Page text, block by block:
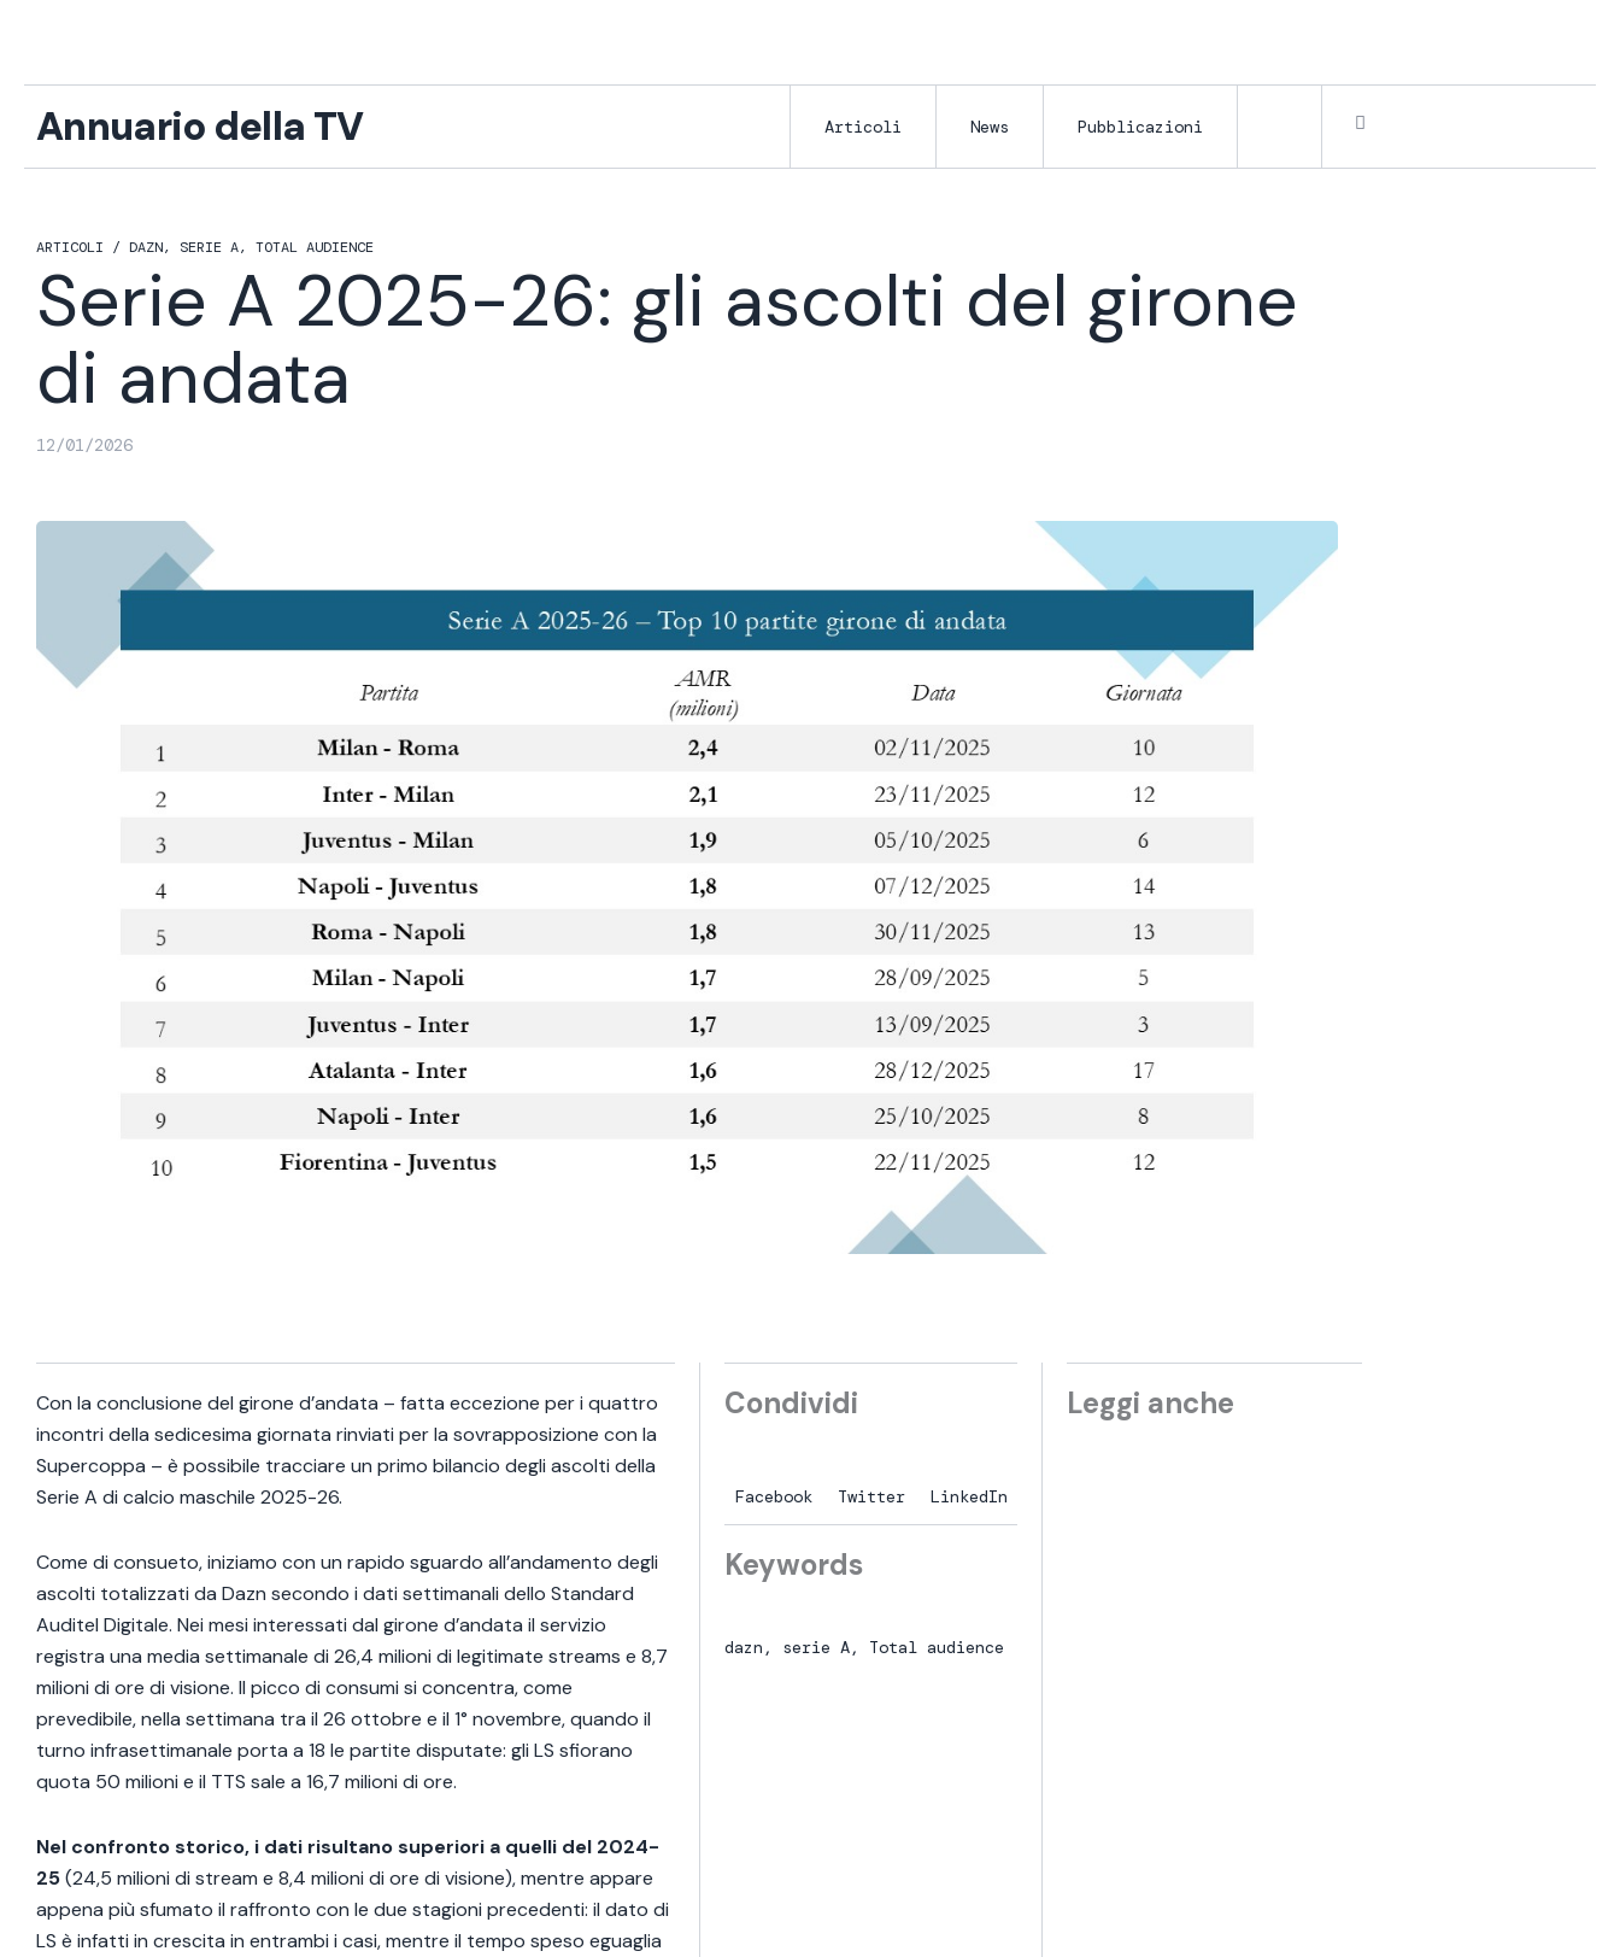
Annuario della TV Articoli News Pubblicazioni
ARTICOLI / DAZN, SERIE A, TOTAL AUDIENCE
Serie A 2025-26: gli ascolti del girone
di andata
12/01/2026
Con la conclusione del girone d’andata – fatta eccezione per i quattro
incontri della sedicesima giornata rinviati per la sovrapposizione con la
Supercoppa – è possibile tracciare un primo bilancio degli ascolti della
Serie A di calcio maschile 2025-26.
Come di consueto, iniziamo con un rapido sguardo all’andamento degli
ascolti totalizzati da Dazn secondo i dati settimanali dello Standard
Auditel Digitale. Nei mesi interessati dal girone d’andata il servizio
registra una media settimanale di 26,4 milioni di legitimate streams e 8,7
milioni di ore di visione. Il picco di consumi si concentra, come
prevedibile, nella settimana tra il 26 ottobre e il 1° novembre, quando il
turno infrasettimanale porta a 18 le partite disputate: gli LS sfiorano
quota 50 milioni e il TTS sale a 16,7 milioni di ore.
Nel confronto storico, i dati risultano superiori a quelli del 2024-
25(24,5 milioni di stream e 8,4 milioni di ore di visione), mentre appare
appena più sfumato il raffronto con le due stagioni precedenti: il dato di
LS è infatti in crescita in entrambi i casi, mentre il tempo speso eguaglia
Condividi
Facebook Twitter LinkedIn
Keywords
dazn , serie A, Total audience
Leggi anche